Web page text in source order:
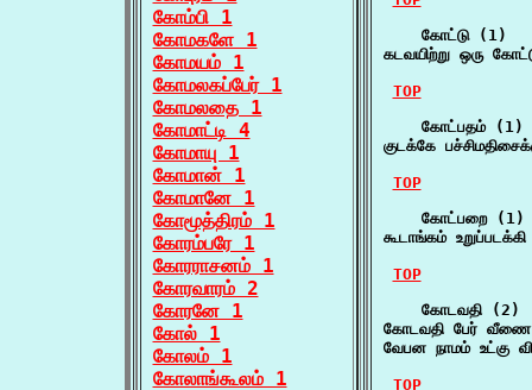
கோம்பி 1
கோமகளே 1
கோமயம் 1
கோமலகப்பேர் 1
கோமலதை 1
கோமாட்டி 4
கோமாயு 1
கோமான் 1
கோமானே 1
கோமூத்திரம் 1
கோரம்பரே 1
கோரராசனம் 1
கோரவாரம் 2
கோரனே 1
கோல் 1
கோலம் 1
கோலாங்கூலம் 1
    கோட்டு (1)
கடவயிற்று ஒரு
TOP
    கோட்பதம் (1)
குடக்கே
TOP
    கோட்பறை (1)
கூடாங்கம்
TOP
    கோடவதி (2)
கோடவதி பேர்
வேபன நாமம் உட்கு
TOP